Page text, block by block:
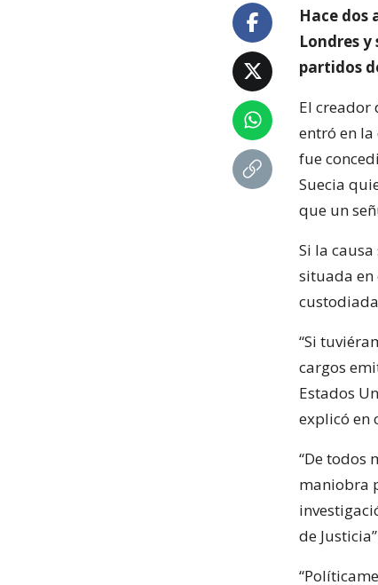
Hace dos
Londres
partidos
El creador
entró en
fue
Suecia
que un
Si la
situada en
“Si
cargos
Estados
explicó en
“De todos
maniobra
de